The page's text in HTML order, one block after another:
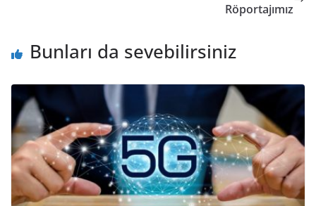
Röportajımız
Bunları da sevebilirsiniz